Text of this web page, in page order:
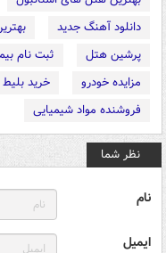
دانلود آهنگ جدید
پرشین هتل
ثبت نام
مزایده خودرو
خرید
فروشنده مواد شیمیایی
نظر شما
نام
ایمیل